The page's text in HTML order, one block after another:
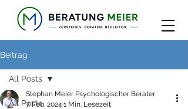
Beitrag
All Posts
All Posts
Stephan Meier Psychologischer Berater
7. Feb. 2024 1 Min. Lesezeit